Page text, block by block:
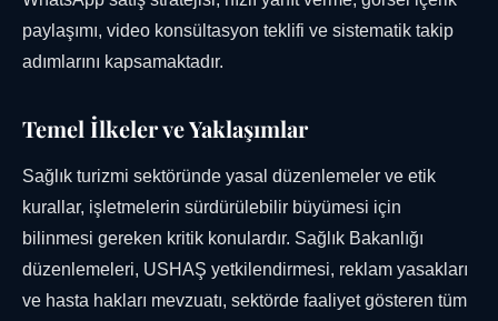
paylaşımı, video konsültasyon teklifi ve sistematik takip
adımlarını kapsamaktadır.
Temel İlkeler ve Yaklaşımlar
Sağlık turizmi sektöründe yasal düzenlemeler ve etik
kurallar, işletmelerin sürdürülebilir büyümesi için
bilinmesi gereken kritik konulardır. Sağlık Bakanlığı
düzenlemeleri, USHAŞ yetkilendirmesi, reklam yasakları
ve hasta hakları mevzuatı, sektörde faaliyet gösteren tüm